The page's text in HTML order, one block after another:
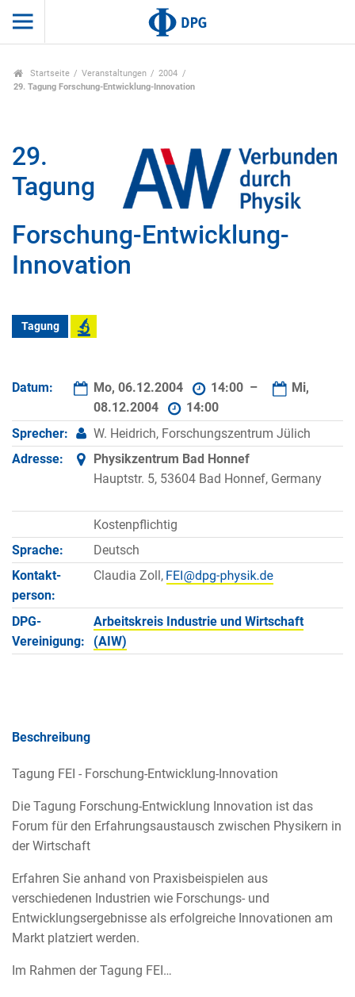
Startseite Veranstaltungen
2004
29. Tagung Forschung-Entwicklung-Innovation
29.
Tagung
Forschung-Entwicklung-
Innovation
Tagung
Datum: Mo, 06.12.2004 14:00 –
Mi,
08.12.2004
14:00
Sprecher:
W. Heidrich, Forschungszentrum Jülich
Adresse:
Physikzentrum Bad Honnef
Hauptstr. 5, 53604 Bad Honnef, Germany
Kostenpflichtig
Sprache:
Deutsch
Kontakt­
person:
Claudia Zoll,
DPG-
Vereinigung:
Arbeitskreis Industrie und Wirtschaft
(AIW)
Beschreibung
Tagung FEI - Forschung-Entwicklung-Innovation
Die Tagung Forschung-Entwicklung Innovation ist das
Forum für den Erfahrungsaustausch zwischen Physikern in
der Wirtschaft
Erfahren Sie anhand von Praxisbeispielen aus
verschiedenen Industrien wie Forschungs- und
Entwicklungsergebnisse als erfolgreiche Innovationen am
Markt platziert werden.
Im Rahmen der Tagung FEI…